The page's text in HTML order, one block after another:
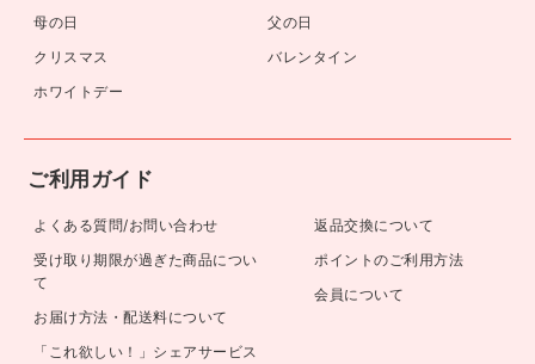
母の日
父の日
クリスマス
バレンタイン
ホワイトデー
ご利用ガイド
よくある質問/お問い合わせ
受け取り期限が過ぎた商品につい
て
お届け方法・配送料について
「これ欲しい！」シェアサービス
返品交換について
ポイントのご利用方法
会員について